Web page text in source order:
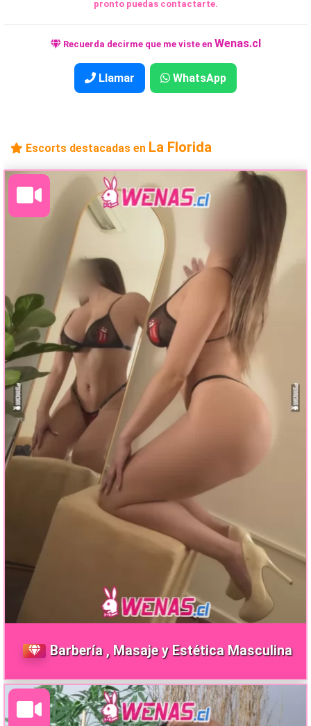
pronto puedas contactarte.
Recuerda decirme que me viste en Wenas.cl
Llamar WhatsApp
Escorts destacadas en La Florida
Barbería , Masaje y Estética Masculina